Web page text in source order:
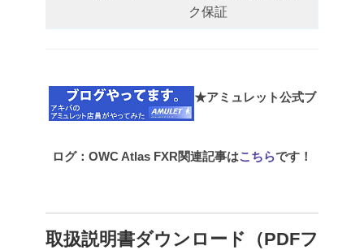
ク保証
★アミュレット公式ブ
ログ：OWC Atlas FXR関連記事はこちらです！
取扱説明書ダウンロード（PDFフ